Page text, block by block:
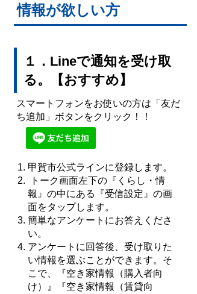
情報が欲しい方
１．Lineで通知を受け取
る 。【おすすめ】
スマートフォンをお使いの方は「友だ
ち追加」ボタンをクリック！！
甲賀市公式ラインに登録します。
トーク画面左下の『くらし・情
報』の中にある『受信設定』の画
面をタップします。
簡単なアンケートにお答えくださ
い。
アンケートに回答後、受け取りた
い情報を選ぶことができます。そ
こで、『空き家情報（購入者向
け）』『空き家情報（賃貸向